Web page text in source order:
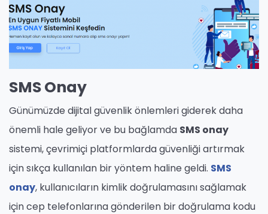
SMS Onay
Günümüzde dijital güvenlik önlemleri giderek daha
önemli hale geliyor ve bu bağlamda SMS onay
sistemi, çevrimiçi platformlarda güvenliği artırmak
için sıkça kullanılan bir yöntem haline geldi. SMS
onay, kullanıcıların kimlik doğrulamasını sağlamak
için cep telefonlarına gönderilen bir doğrulama kodu